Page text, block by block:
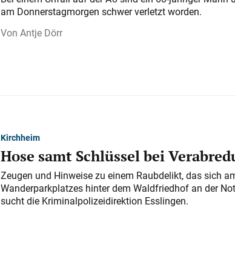
am Donnerstagmorgen schwer verletzt worden.
Antje Dörr
Kirchheim
Hose samt Schlüssel bei
Zeugen und Hinweise zu einem Raubdelikt, das sich
Wanderparkplatzes hinter dem Waldfriedhof an der
sucht die Kriminalpolizeidirektion Esslingen.